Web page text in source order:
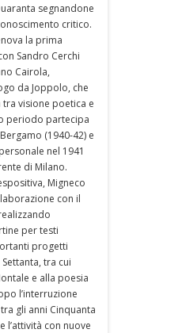
segnandone
critico.
la prima
Sandro Cerchi
Cairola,
da Joppolo, che
tra visione poetica e
periodo partecipa
(1940-42) e
nel 1941
di Milano.
Migneco
con il
per testi
progetti
tra cui
e alla poesia
l’interruzione
gli anni Cinquanta
l’attività con nuove